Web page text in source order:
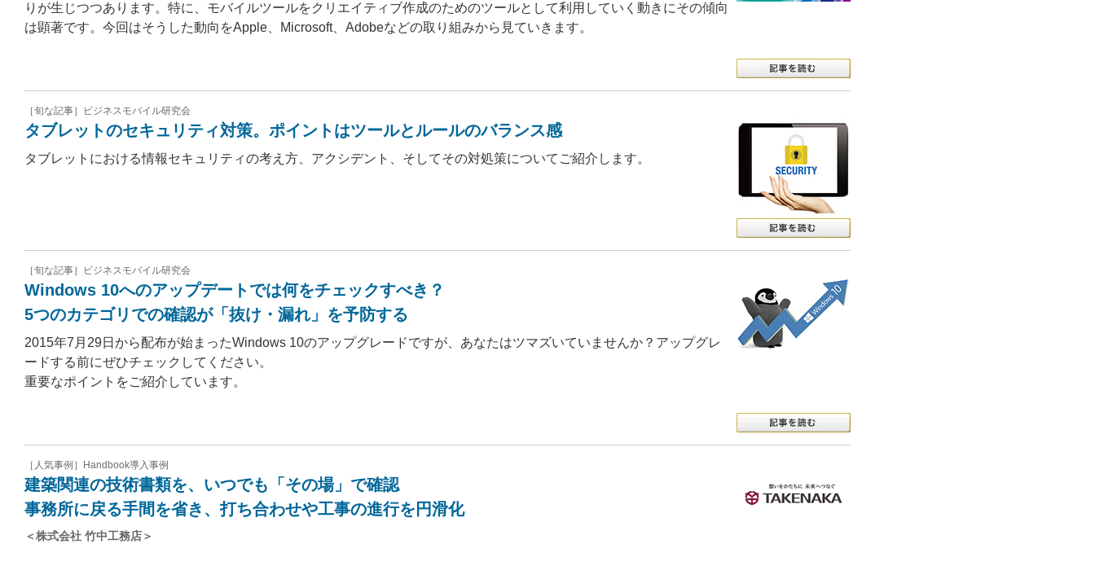
りが生じつつあります。特に、モバイルツールをクリエイティブ作成のためのツールとして利用していく動きにその傾向
は顕著です。今回はそうした動向をApple、Microsoft、Adobeなどの取り組みから見ていきます。
［旬な記事］ビジネスモバイル研究会
タブレットのセキュリティ対策。ポイントはツールとルールのバランス感
タブレットにおける情報セキュリティの考え方、アクシデント、そしてその対処策についてご紹介します。
［旬な記事］ビジネスモバイル研究会
Windows 10へのアップデートでは何をチェックすべき？
5つのカテゴリでの確認が「抜け・漏れ」を予防する
2015年7月29日から配布が始まったWindows 10のアップグレードですが、あなたはツマズいていませんか？アップグレ
ードする前にぜひチェックしてください。
重要なポイントをご紹介しています。
［人気事例］Handbook導入事例
建築関連の技術書類を、いつでも「その場」で確認
事務所に戻る手間を省き、打ち合わせや工事の進行を円滑化
＜株式会社 竹中工務店＞